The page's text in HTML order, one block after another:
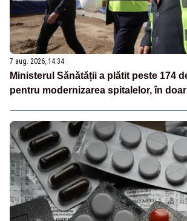
7 aug. 2026, 14:34
Ministerul Sănătății a plătit peste 174
pentru modernizarea spitalelor, în